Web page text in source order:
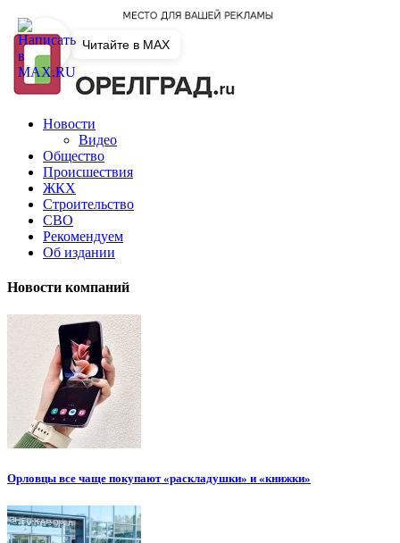
Новости
Видео
Общество
Происшествия
ЖКХ
Строительство
СВО
Рекомендуем
Об издании
Новости компаний
Орловцы все чаще покупают «раскладушки» и «книжки»
Читайте в MAX